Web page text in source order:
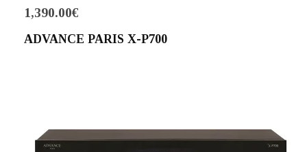
1,390.00€
ADVANCE PARIS X-P700